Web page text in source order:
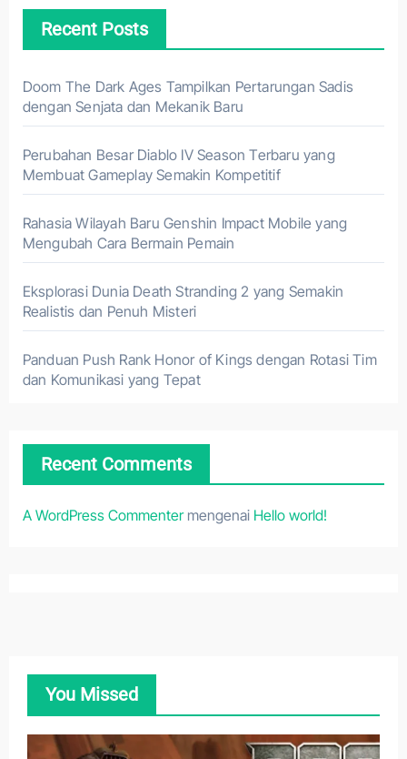
Recent Posts
Doom The Dark Ages Tampilkan Pertarungan Sadis
dengan Senjata dan Mekanik Baru
Perubahan Besar Diablo IV Season Terbaru yang
Membuat Gameplay Semakin Kompetitif
Rahasia Wilayah Baru Genshin Impact Mobile yang
Mengubah Cara Bermain Pemain
Eksplorasi Dunia Death Stranding 2 yang Semakin
Realistis dan Penuh Misteri
Panduan Push Rank Honor of Kings dengan Rotasi Tim
dan Komunikasi yang Tepat
Recent Comments
A WordPress Commentermengenai Hello world!
You Missed